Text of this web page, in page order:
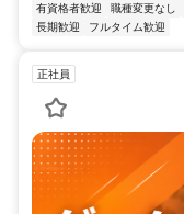
有資格者歓迎
職種変更なし
長期歓迎
フルタイム歓迎
正社員